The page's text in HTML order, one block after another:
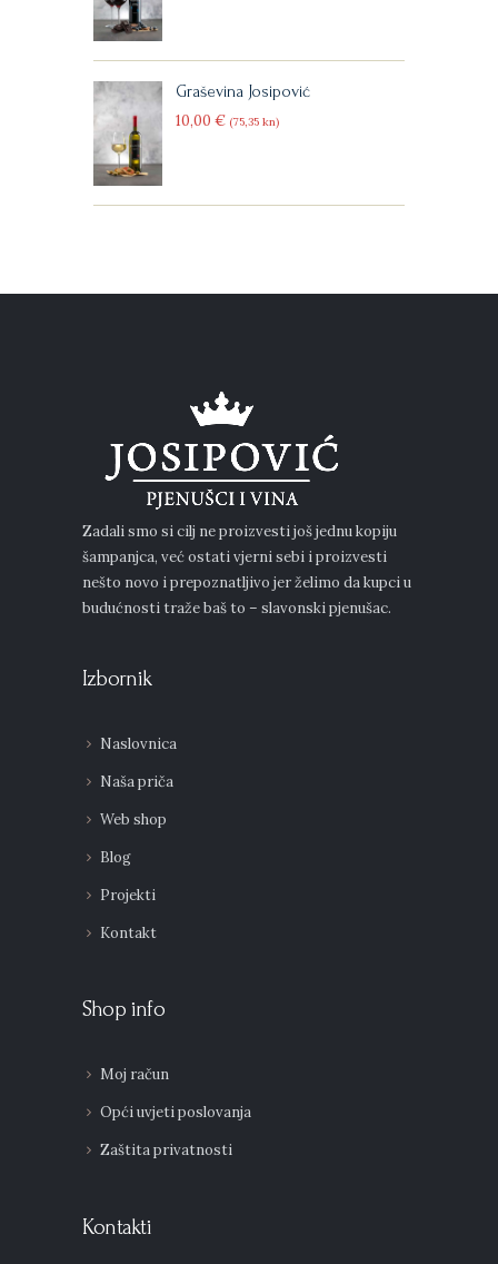
Graševina Josipović
1000 € (75 35 kn)
Zadali smo si cilj ne proizvesti još jednu kopiju
šampanjca, već ostati vjerni sebi i proizvesti
nešto novo i prepoznatljivo jer želimo da kupci u
budućnosti traže baš to – slavonski pjenušac.
Izbornik
Naslovnica
Naša priča
Web shop
Blog
Projekti
Kontakt
Shop info
Moj račun
Opći uvjeti poslovanja
Zaštita privatnosti
Kontakti